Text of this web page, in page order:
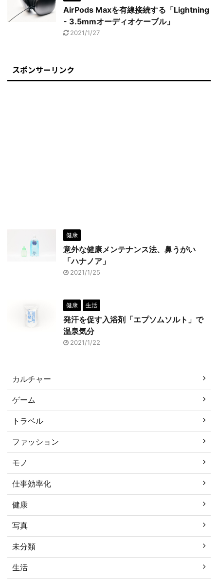
AirPods Maxを有線接続する「Lightning
- 3.5mmオーディオケーブル」
2021/1/27
スポンサーリンク
健康
意外な健康メンテナンス法、鼻うがい
「ハナノア」
2021/1/25
健康 生活
発汗を促す入浴剤「エプソムソルト」で
温泉気分
2021/1/22
カルチャー
ゲーム
トラベル
ファッション
モノ
仕事効率化
健康
写真
未分類
生活